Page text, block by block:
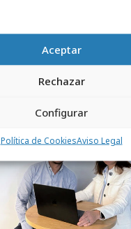
Aceptar
Rechazar
Configurar
Política de CookiesAviso Legal
refuerza su